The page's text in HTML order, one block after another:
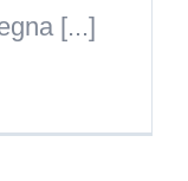
[...]